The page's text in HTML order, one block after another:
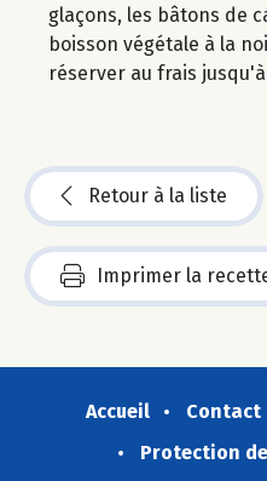
glaçons, les bâtons de
boisson végétale à la
réserver au frais
Retour à la liste
Imprimer la
Accueil Contact
Protection